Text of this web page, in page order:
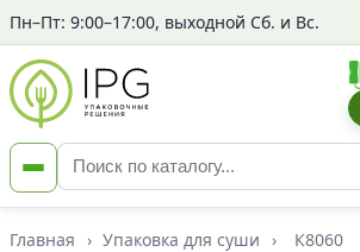
Пн–Пт: 9:00–17:00, выходной Сб. и Вс.
Главная › Упаковка для суши › К8060